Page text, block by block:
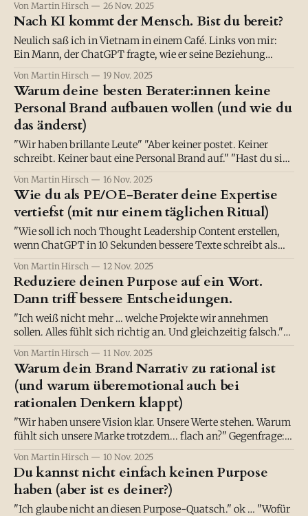
begleiten Organisationen auf ihrem Weg der nachhaltigen
Transformation." "Wir entwickeln Menschen und
Organisationen ganzheitlich." "Wir schaffen die
Von Martin Hirsch 26 Nov. 2025
Nach KI kommt der Mensch. Bist du bereit?
Neulich saß ich in Vietnam in einem Café. Links von mir:
Ein Mann, der ChatGPT fragte, wie er seine Beziehung
ihr Logo zu designen. Ich dachte: Okay. Wir sind also da
angekommen. Und dann dachte ich einfach nur … Und
NUN?
Von Martin Hirsch 19 Nov. 2025
Warum deine besten Berater:innen keine
Personal Brand aufbauen wollen (und wie du
das änderst)
"Wir haben brillante Leute" "Aber keiner postet. Keiner
schreibt. Keiner baut eine Personal Brand auf." "Hast du sie
"Doch ist das der einzige Grund?" Schweigen. Dann: "Was
ist denn
Von Martin Hirsch 16 Nov. 2025
Wie du als PE/OE-Berater deine Expertise
vertiefst (mit nur einem täglichen Ritual)
"Wie soll ich noch Thought Leadership Content erstellen,
wenn ChatGPT in 10 Sekunden bessere Texte schreibt als
kann als du?" “Mmmmh … Nein?” Dann: "Naja... es weiß
mehr." "Mehr Fakten. Ja. Aber kann es Innovation? Kann
Von Martin Hirsch 12 Nov. 2025
Reduziere deinen Purpose auf ein Wort.
Dann triff bessere Entscheidungen.
"Ich weiß nicht mehr … welche Projekte wir annehmen
sollen. Alles fühlt sich richtig an. Und gleichzeitig falsch."
beschreiben müsstest – welches wäre es?" … Dann: "Ich...
weiß es nicht." "Genau da liegt noch Potenzial." Was
Von Martin Hirsch 11 Nov. 2025
Warum dein Brand Narrativ zu rational ist
(und warum überemotional auch bei
rationalen Denkern klappt)
"Wir haben unsere Vision klar. Unsere Werte stehen. Warum
fühlt sich unsere Marke trotzdem... flach an?" Gegenfrage:
Dann: "Professionalität. Expertise. Verlässlichkeit." "Und
was fühlt jemand, wenn er Apple kauft?" "Innovation.
Status. Anders
Von Martin Hirsch 10 Nov. 2025
Du kannst nicht einfach keinen Purpose
haben (aber ist es deiner?)
"Ich glaube nicht an diesen Purpose-Quatsch." ok … "Wofür